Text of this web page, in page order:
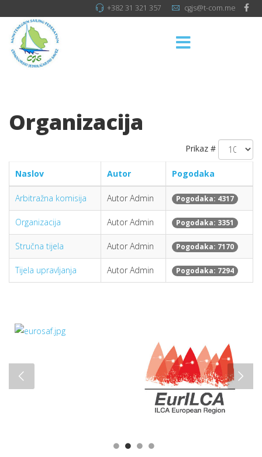
+382 31 321 357 cgjs@t-com.me
Organizacija
Prikaz #
Naslov Autor Pogodaka
Arbitražna komisija Autor Admin Pogodaka: 4317
Organizacija Autor Admin Pogodaka: 3351
Stručna tijela Autor Admin Pogodaka: 7170
Tijela upravljanja Autor Admin Pogodaka: 7294